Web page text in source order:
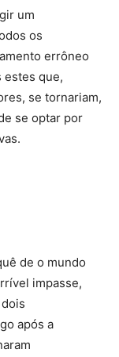
um
os
errôneo
estes que,
se tornariam,
se optar por
de o mundo
impasse,
após a